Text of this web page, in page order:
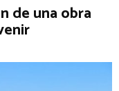
de una obra